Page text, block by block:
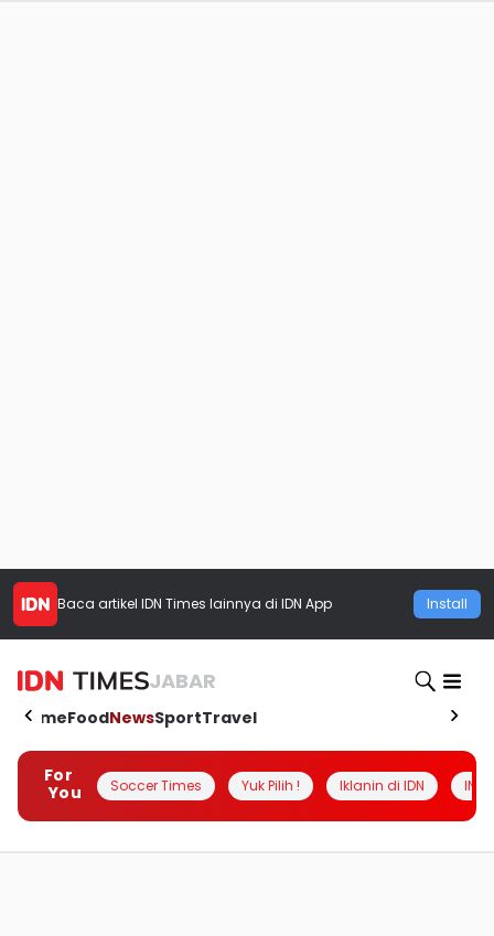
Baca artikel IDN Times lainnya di IDN App Install
JABAR
HomeFoodNewsSportTravel
For
You
Soccer Times Yuk Pilih ! Iklanin di IDN